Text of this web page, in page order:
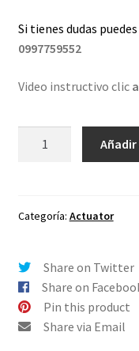
Si tienes dudas
0997759552
Video instructivo clic
Oakley
-
Polarizado
cantidad
Categoría: Actuator
Share on Twitter
Share on
Pin this product
Share via Email